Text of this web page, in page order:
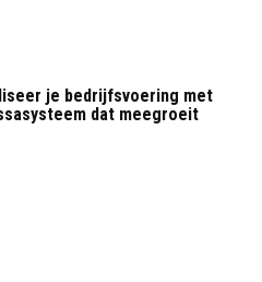
je bedrijfsvoering met
dat meegroeit